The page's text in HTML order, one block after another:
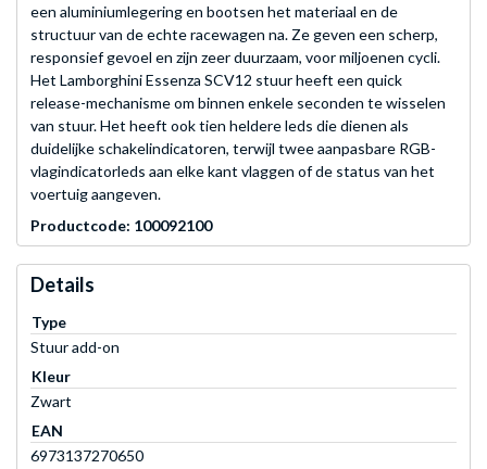
een aluminiumlegering en bootsen het materiaal en de
structuur van de echte racewagen na. Ze geven een scherp,
responsief gevoel en zijn zeer duurzaam, voor miljoenen cycli.
Het Lamborghini Essenza SCV12 stuur heeft een quick
release-mechanisme om binnen enkele seconden te wisselen
van stuur. Het heeft ook tien heldere leds die dienen als
duidelijke schakelindicatoren, terwijl twee aanpasbare RGB-
vlagindicatorleds aan elke kant vlaggen of de status van het
voertuig aangeven.
Productcode: 100092100
Details
Type
Stuur add-on
Kleur
Zwart
EAN
6973137270650